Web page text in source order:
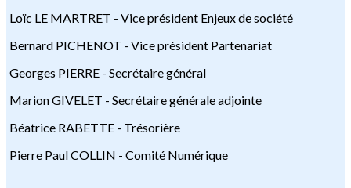
Loïc LE MARTRET - Vice président Enjeux de société
Bernard PICHENOT - Vice président Partenariat
Georges PIERRE - Secrétaire général
Marion GIVELET - Secrétaire générale adjointe
Béatrice RABETTE - Trésorière
Pierre Paul COLLIN - Comité Numérique